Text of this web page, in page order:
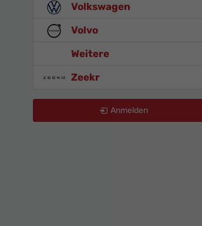
Volkswagen
Volvo
Weitere
Zeekr
Anmelden